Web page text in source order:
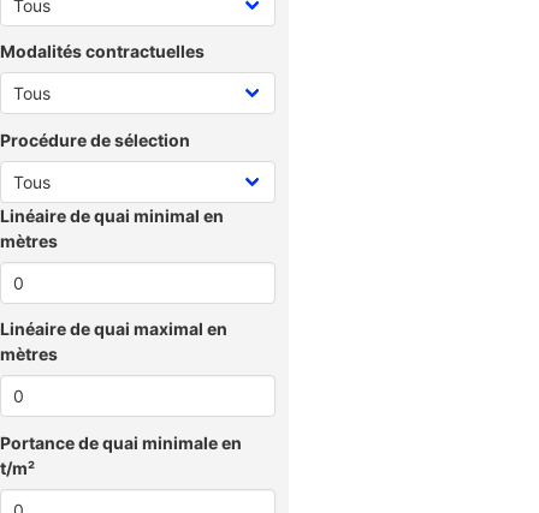
Modalités contractuelles
Procédure de sélection
Linéaire de quai minimal en
mètres
Linéaire de quai maximal en
mètres
Portance de quai minimale en
t/m²